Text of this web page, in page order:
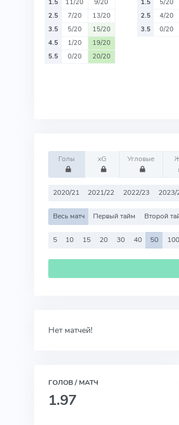
1.5
11/20
9/20
2.5
7/20
13/20
3.5
5/20
15/20
4.5
1/20
19/20
5.5
0/20 20/20
1.5
5/20
2.5
4/20
3.5
0/20
Голы xG Угловые
2020/21 2021/22 2022/23 2023/
Весь матч Первый тайм Второй
5 10 15 20 30 40 50 100
Нет матчей!
ГОЛОВ / МАТЧ
1.97